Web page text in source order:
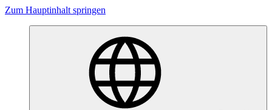
Zum Hauptinhalt springen